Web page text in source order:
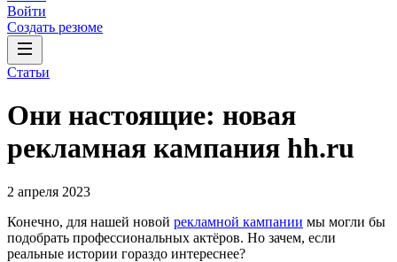
Войти
Создать резюме
Статьи
Они настоящие: новая
рекламная кампания hh.ru
2 апреля 2023
Конечно, для нашей новой рекламной кампании мы могли бы
подобрать профессиональных актёров. Но зачем, если
реальные истории гораздо интереснее?